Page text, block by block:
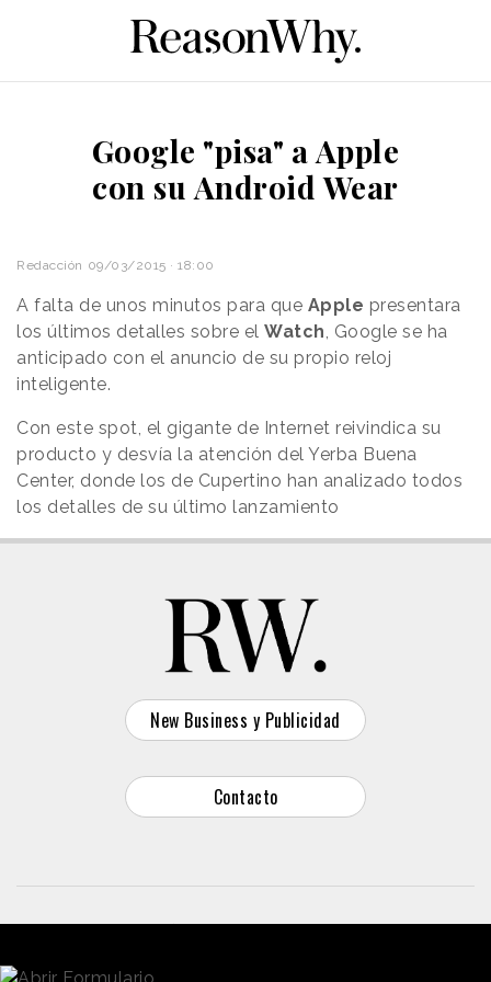
Google "pisa" a Apple
con su Android Wear
Redacción 09/03/2015 · 18:00
A falta de unos minutos para que Apple presentara
los últimos detalles sobre el Watch , Google se ha
anticipado con el anuncio de su propio reloj
inteligente.
Con este spot, el gigante de Internet reivindica su
producto y desvía la atención del Yerba Buena
Center, donde los de Cupertino han analizado todos
los detalles de su último lanzamiento
New Business y Publicidad
Contacto
© 2026 Reason Why
Dirección: